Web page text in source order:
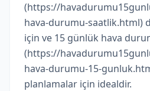
(https://
hava-durumu-saatlik.html)
için ve 15 günlük hava
(https://
hava-durumu-15-
planlamalar için idealdir.